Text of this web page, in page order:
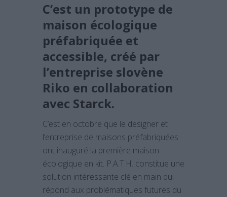
C’est un prototype de
maison écologique
préfabriquée et
accessible, créé par
l’entreprise slovène
Riko en collaboration
avec Starck.
C’est en octobre que le designer et
l’entreprise de maisons préfabriquées
ont inauguré la première maison
écologique en kit. P.A.T.H. constitue une
solution intéressante clé en main qui
répond aux problématiques futures du